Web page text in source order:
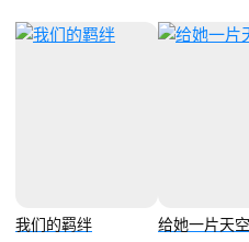
我们的羁绊 给她一片天空